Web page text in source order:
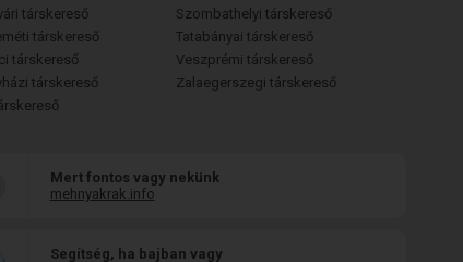
társkereső
társkereső
társkereső
társkereső
Szombathelyi társkereső
Tatabányai társkereső
Veszprémi társkereső
Zalaegerszegi társkereső
Mert fontos vagy nekünk
mehnyakrak.info
Segítség, ha bajban vagy